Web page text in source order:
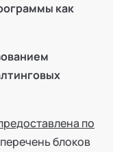
как
по
блоков